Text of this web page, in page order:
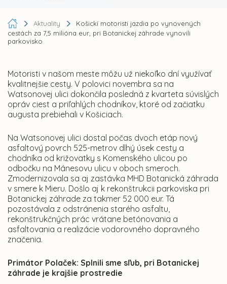
Aktuality
Košickí motoristi jazdia po vynovených
cestách za 7,5 milióna eur, pri Botanickej záhrade vynovili
parkovisko
Motoristi v našom meste môžu už niekoľko dní využívať
kvalitnejšie cesty. V polovici novembra sa na
Watsonovej ulici dokončila posledná z kvarteta súvislých
opráv ciest a priľahlých chodníkov, ktoré od začiatku
augusta prebiehali v Košiciach.
Na Watsonovej ulici dostal počas dvoch etáp nový
asfaltový povrch 525-metrov dlhý úsek cesty a
chodníka od križovatky s Komenského ulicou po
odbočku na Mánesovu ulicu v oboch smeroch.
Zmodernizovala sa aj zastávka MHD Botanická záhrada
v smere k Mieru. Došlo aj k rekonštrukcii parkoviska pri
Botanickej záhrade za takmer 52 000 eur. Tá
pozostávala z odstránenia starého asfaltu,
rekonštrukčných prác vrátane betónovania a
asfaltovania a realizácie vodorovného dopravného
značenia.
Primátor Polaček: Splnili sme sľub, pri Botanickej
záhrade je krajšie prostredie